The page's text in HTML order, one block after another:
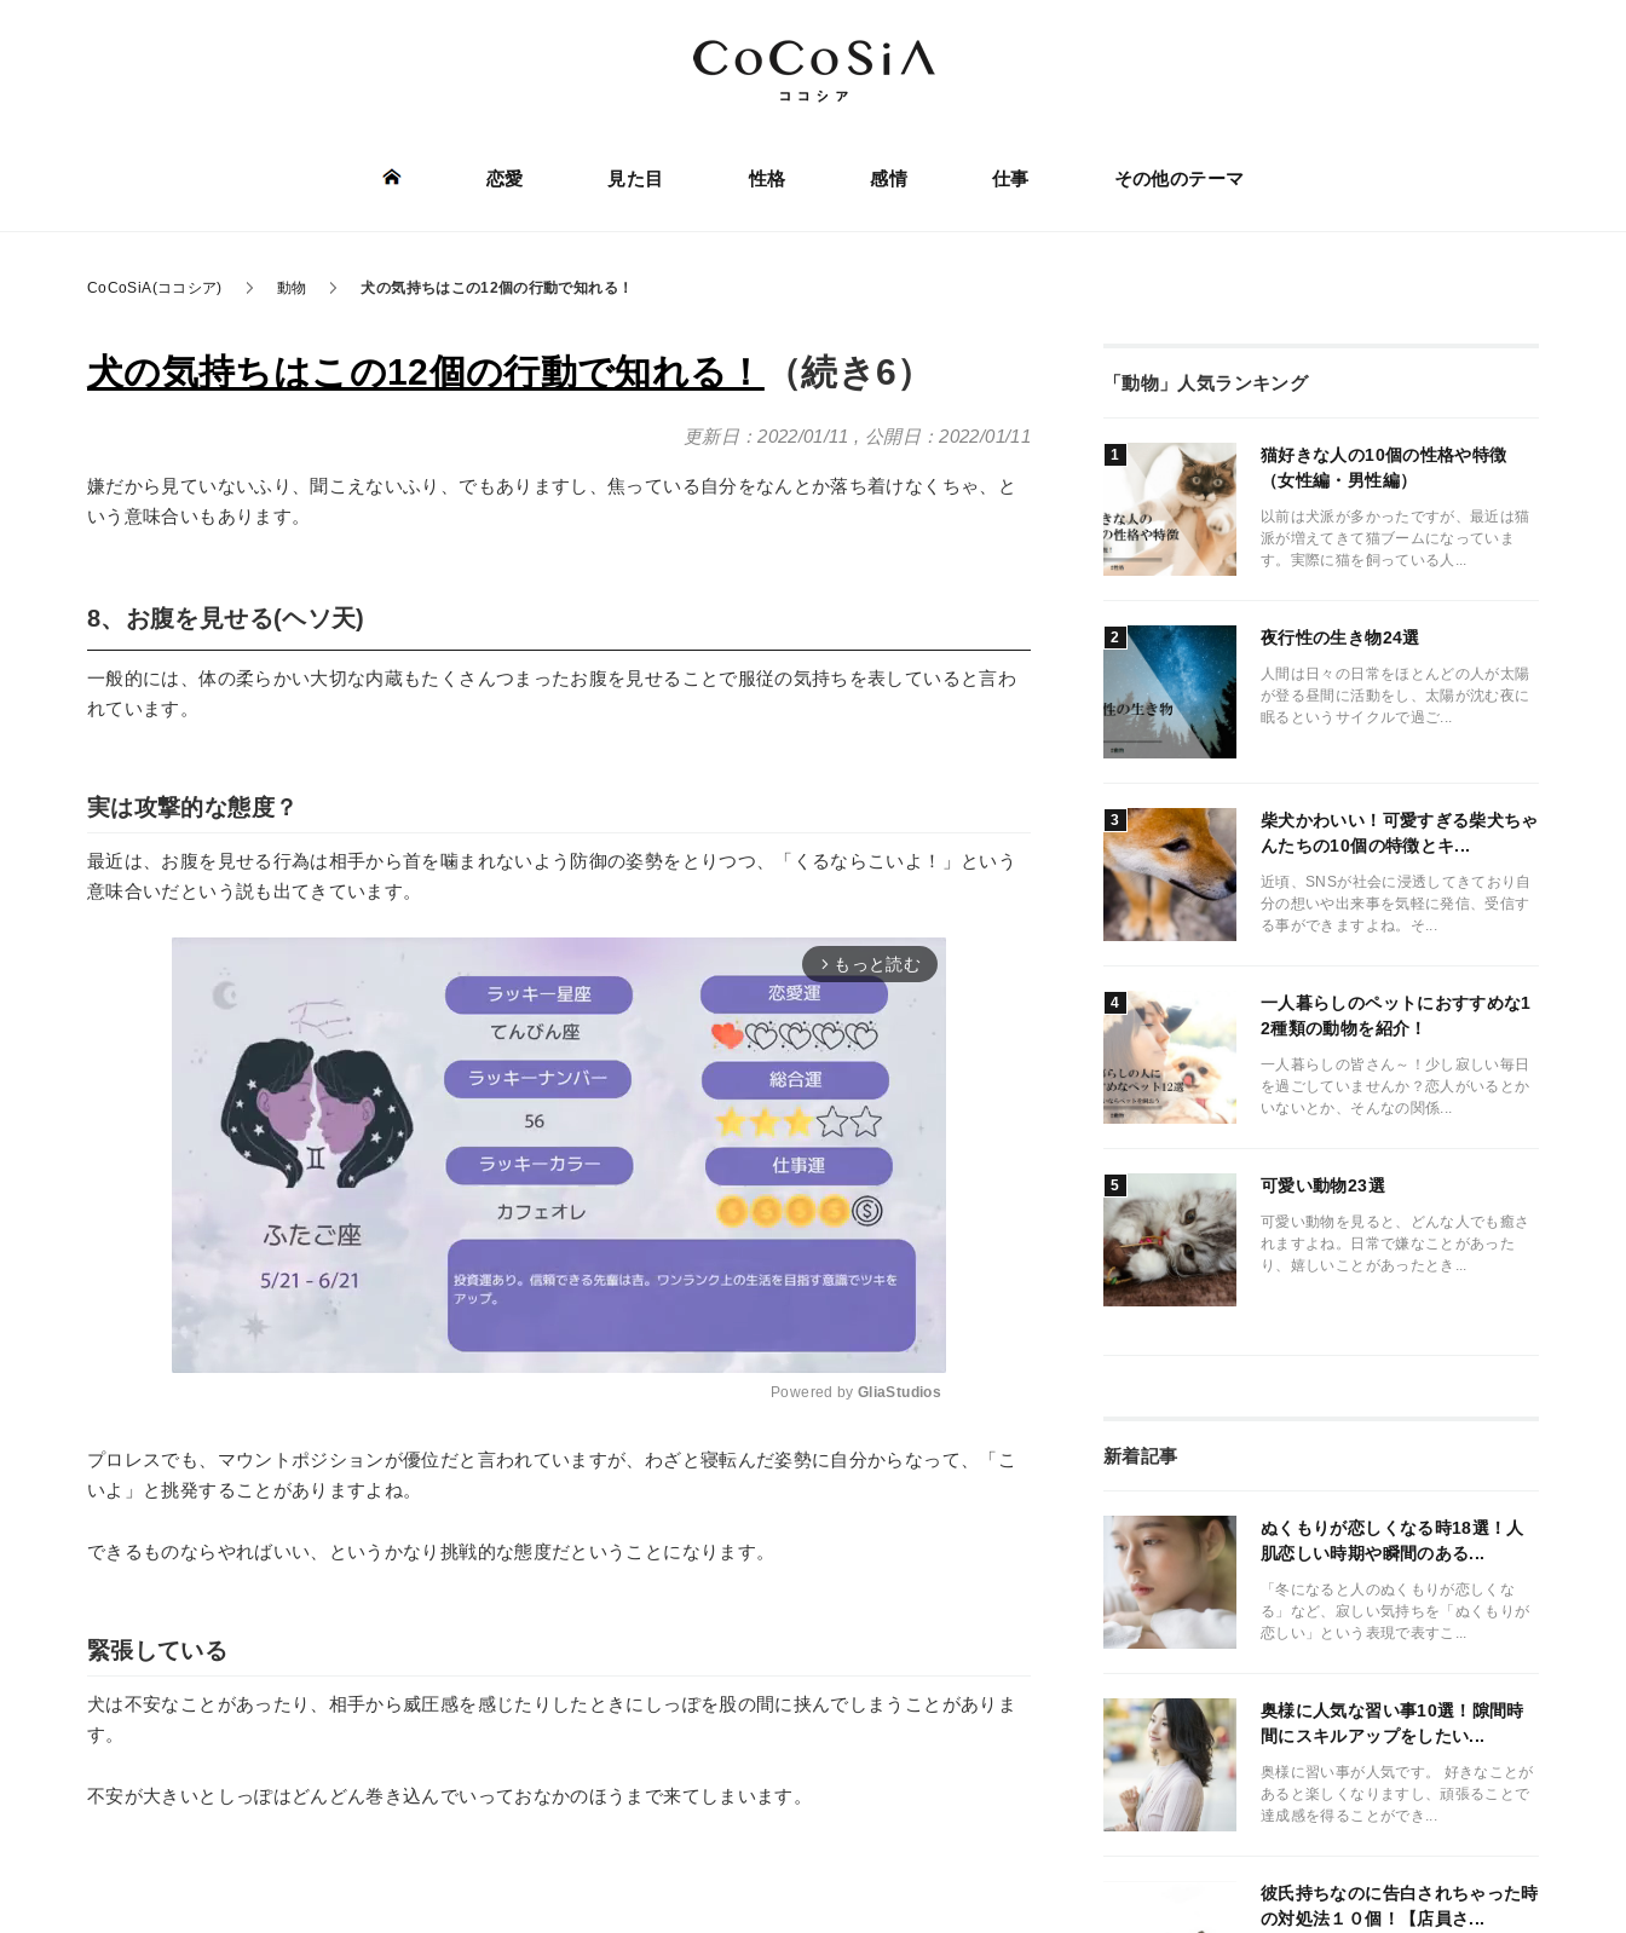
恋愛 見た目 性格 感情 仕事 その他のテーマ
CoCoSiA(ココシア) 動物 犬の気持ちはこの12個の行動で知れる！
犬の気持ちはこの12個の行動で知れる！ （続き6）
更新日：2022/01/11 , 公開日：2022/01/11
嫌だから見ていないふり、聞こえないふり、でもありますし、焦っている自分をなんとか落ち着けなくちゃ、と
いう意味合いもあります。
8、お腹を見せる(ヘソ天)
一般的には、体の柔らかい大切な内蔵もたくさんつまったお腹を見せることで服従の気持ちを表していると言わ
れています。
実は攻撃的な態度？
最近は、お腹を見せる行為は相手から首を噛まれないよう防御の姿勢をとりつつ、「くるならこいよ！」という
意味合いだという説も出てきています。
arrow_forward_ios もっと読む
Mute
Powered by GliaStudios
プロレスでも、マウントポジションが優位だと言われていますが、わざと寝転んだ姿勢に自分からなって、「こ
いよ」と挑発することがありますよね。
できるものならやればいい、というかなり挑戦的な態度だということになります。
緊張している
犬は不安なことがあったり、相手から威圧感を感じたりしたときにしっぽを股の間に挟んでしまうことがありま
す。
不安が大きいとしっぽはどんどん巻き込んでいっておなかのほうまで来てしまいます。
「動物」人気ランキング
猫好きな人の10個の性格や特徴
（女性編・男性編）
以前は犬派が多かったですが、最近は猫
派が増えてきて猫ブームになっていま
す。実際に猫を飼っている人...
夜行性の生き物24選
人間は日々の日常をほとんどの人が太陽
が登る昼間に活動をし、太陽が沈む夜に
眠るというサイクルで過ご...
柴犬かわいい！可愛すぎる柴犬ちゃ
んたちの10個の特徴とキ...
近頃、SNSが社会に浸透してきており自
分の想いや出来事を気軽に発信、受信す
る事ができますよね。そ...
一人暮らしのペットにおすすめな1
2種類の動物を紹介！
一人暮らしの皆さん～！少し寂しい毎日
を過ごしていませんか？恋人がいるとか
いないとか、そんなの関係...
可愛い動物23選
可愛い動物を見ると、どんな人でも癒さ
れますよね。日常で嫌なことがあった
り、嬉しいことがあったとき...
新着記事
ぬくもりが恋しくなる時18選！人
肌恋しい時期や瞬間のある...
「冬になると人のぬくもりが恋しくな
る」など、寂しい気持ちを「ぬくもりが
恋しい」という表現で表すこ...
奥様に人気な習い事10選！隙間時
間にスキルアップをしたい...
奥様に習い事が人気です。 好きなことが
あると楽しくなりますし、頑張ることで
達成感を得ることができ...
彼氏持ちなのに告白されちゃった時
の対処法１０個！【店員さ...